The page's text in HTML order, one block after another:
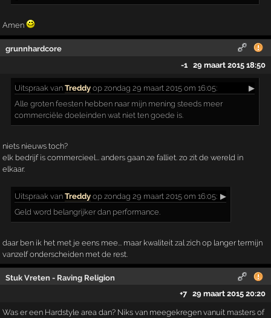
Amen
grunnhardcore
-1
29 maart 2015 18:50
Uitspraak vanTreddy op zondag 29 maart 2015 om 16:05:
▶
Alle groten feesten hebben naar mijn mening steeds meer
commerciële doeleinden wat niet ten goede is.
niets nieuws toch?
elk bedrijf is commercieel... anders gaan ze falliet. zo zit de wereld in
elkaar.
Uitspraak vanTreddy op zondag 29 maart 2015 om 16:05: ▶
Geld word belangrijker dan performance.
daar ben ik het met je eens mee... maar kwaliteit zal zich op langer termijn
vanzelf onderscheiden met de rest.
Stuk Vreten - Raving Religion
+7
29 maart 2015 20:20
Was er een Hardstyle area dan? Niks van meegekregen vanuit masters of